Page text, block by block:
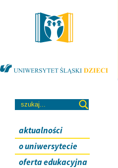
aktualności
o uniwersytecie
oferta edukacyjna